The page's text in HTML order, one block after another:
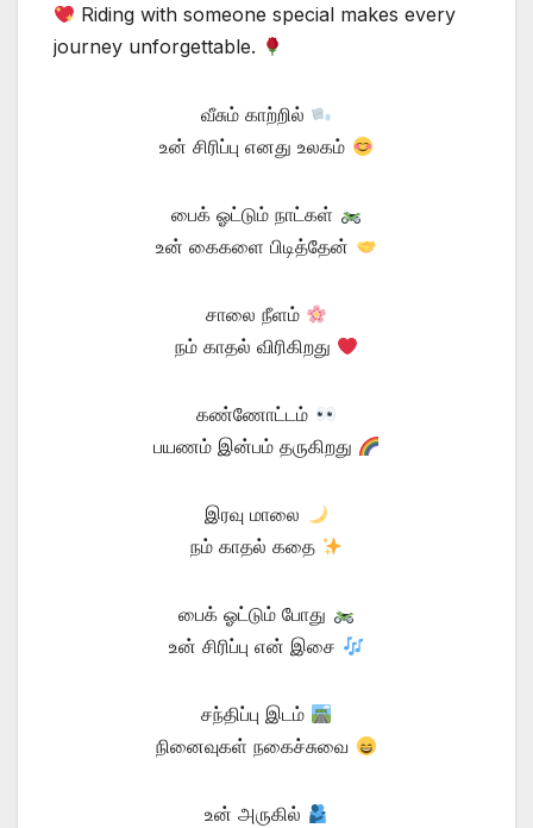
Riding with someone special makes every
journey unforgettable.
வீசும் காற்றில்
உன் சிரிப்பு எனது உலகம்
பைக் ஓட்டும் நாட்கள்
உன் கைகளை பிடித்தேன்
சாலை நீளம்
நம் காதல் விரிகிறது
கண்ணோட்டம்
பயணம் இன்பம் தருகிறது
இரவு மாலை
நம் காதல் கதை
பைக் ஓட்டும் போது
உன் சிரிப்பு என் இசை
சந்திப்பு இடம்
நினைவுகள் நகைச்சுவை
உன் அருகில்